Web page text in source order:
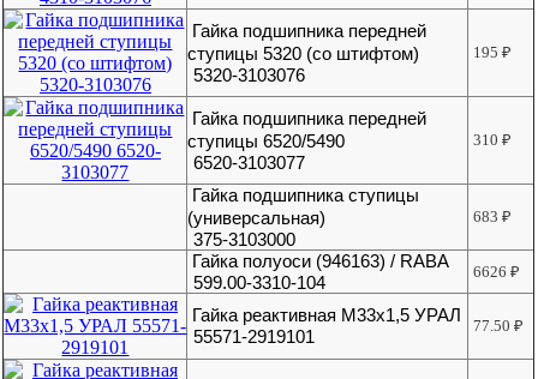
Гайка подшипника передней
ступицы 5320 (со штифтом)
5320-3103076
195₽
Гайка подшипника передней
ступицы 6520/5490
6520-3103077
310₽
Гайка подшипника ступицы
(универсальная)
375-3103000
683₽
Гайка полуоси (946163) / RABA
599.00-3310-104
6626₽
Гайка реактивная М33х1,5 УРАЛ
55571-2919101
77.50₽